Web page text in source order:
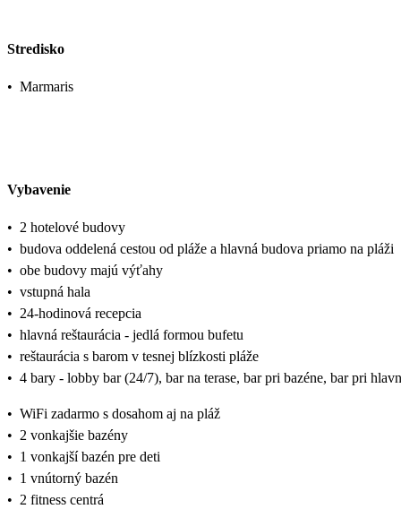
Stredisko
• Marmaris
Vybavenie
• 2 hotelové budovy
• budova oddelená cestou od pláže a hlavná budova priamo na pláži
• obe budovy majú výťahy
• vstupná hala
• 24-hodinová recepcia
• hlavná reštaurácia - jedlá formou bufetu
• reštaurácia s barom v tesnej blízkosti pláže
• 4 bary - lobby bar (24/7), bar na terase, bar pri bazéne, bar pri
• WiFi zadarmo s dosahom aj na pláž
• 2 vonkajšie bazény
• 1 vonkajší bazén pre deti
• 1 vnútorný bazén
• 2 fitness centrá